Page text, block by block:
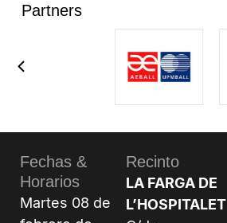
Partners
Fechas &
Horarios
Martes 08 de
Recinto
LA FARGA DE
L’HOSPITALET